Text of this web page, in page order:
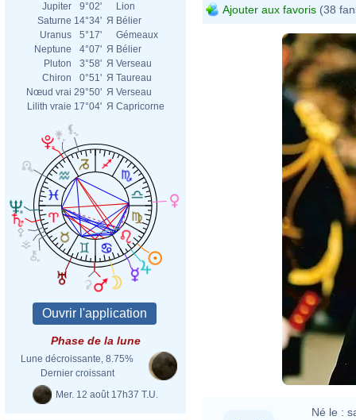
Jupiter
9°02'
Lion
Saturne 14°34' Я Bélier
Uranus
5°17'
Gémeaux
Neptune
4°07' Я Bélier
Pluton
3°58' Я Verseau
Chiron
0°51' Я Taureau
Nœud vrai 29°50' Я Verseau
Lilith vraie 17°04' Я Capricorne
Phase de la lune
Lune décroissante, 8.75%
Dernier croissant
Mer. 12 août 17h37 T.U.
Ajouter aux favoris (38
Né le :